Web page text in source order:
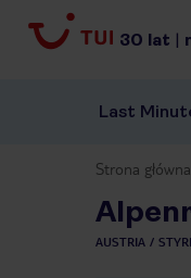
30 lat |
Last
Strona główna
AUSTRIA